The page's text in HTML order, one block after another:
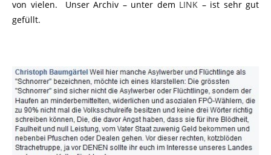
von vielen. Unser Archiv – unter dem LINK – ist sehr gut
gefüllt.